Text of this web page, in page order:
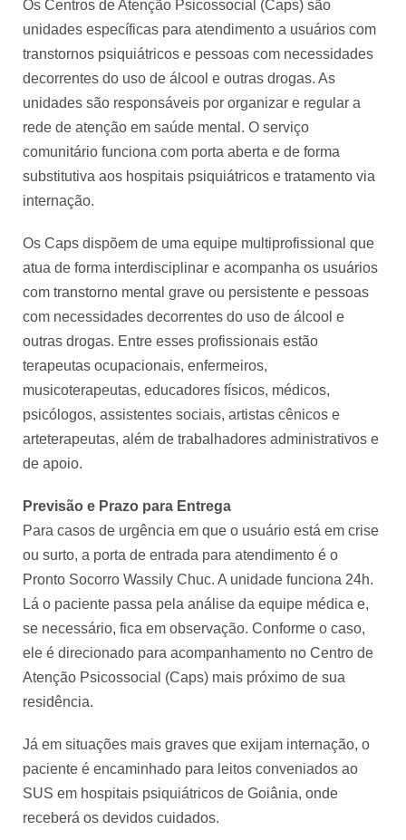
Os Centros de Atenção Psicossocial (Caps) são
unidades específicas para atendimento a usuários com
transtornos psiquiátricos e pessoas com necessidades
decorrentes do uso de álcool e outras drogas. As
unidades são responsáveis por organizar e regular a
rede de atenção em saúde mental. O serviço
comunitário funciona com porta aberta e de forma
substitutiva aos hospitais psiquiátricos e tratamento via
internação.
Os Caps dispõem de uma equipe multiprofissional que
atua de forma interdisciplinar e acompanha os usuários
com transtorno mental grave ou persistente e pessoas
com necessidades decorrentes do uso de álcool e
outras drogas. Entre esses profissionais estão
terapeutas ocupacionais, enfermeiros,
musicoterapeutas, educadores físicos, médicos,
psicólogos, assistentes sociais, artistas cênicos e
arteterapeutas, além de trabalhadores administrativos e
de apoio.
Previsão e Prazo para Entrega
Para casos de urgência em que o usuário está em crise
ou surto, a porta de entrada para atendimento é o
Pronto Socorro Wassily Chuc. A unidade funciona 24h.
Lá o paciente passa pela análise da equipe médica e,
se necessário, fica em observação. Conforme o caso,
ele é direcionado para acompanhamento no Centro de
Atenção Psicossocial (Caps) mais próximo de sua
residência.
Já em situações mais graves que exijam internação, o
paciente é encaminhado para leitos conveniados ao
SUS em hospitais psiquiátricos de Goiânia, onde
receberá os devidos cuidados.